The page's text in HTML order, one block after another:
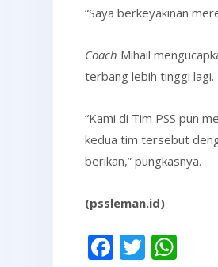
“Saya berkeyakinan
Coach Mihail
terbang lebih tinggi lagi.
“Kami di Tim PSS pun
kedua tim tersebut
berikan,” pungkasnya.
(pssleman.id)
Facebook
Twitter